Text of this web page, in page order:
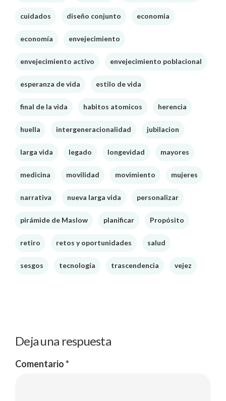
cuidados diseño conjunto economia
economía envejecimiento
envejecimiento activo envejecimiento poblacional
esperanza de vida estilo de vida
final de la vida habitos atomicos herencia
huella intergeneracionalidad jubilacion
larga vida legado longevidad mayores
medicina movilidad movimiento mujeres
narrativa nueva larga vida personalizar
pirámide de Maslow planificar Propósito
retiro retos y oportunidades salud
sesgos tecnología trascendencia vejez
Deja una respuesta
Comentario*